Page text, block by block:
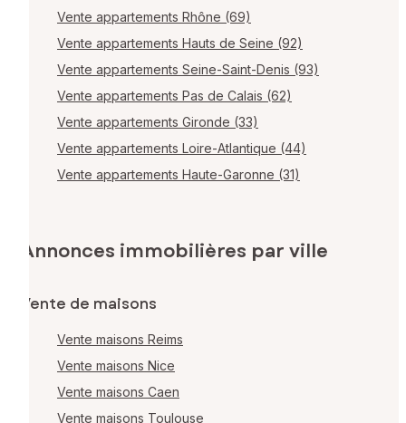
Vente appartements Rhône (69)
Vente appartements Hauts de Seine (92)
Vente appartements Seine-Saint-Denis (93)
Vente appartements Pas de Calais (62)
Vente appartements Gironde (33)
Vente appartements Loire-Atlantique (44)
Vente appartements Haute-Garonne (31)
Annonces immobilières par ville
Vente de maisons
Vente maisons Reims
Vente maisons Nice
Vente maisons Caen
Vente maisons Toulouse